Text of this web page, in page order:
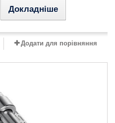
Докладніше
Додати для порівняння